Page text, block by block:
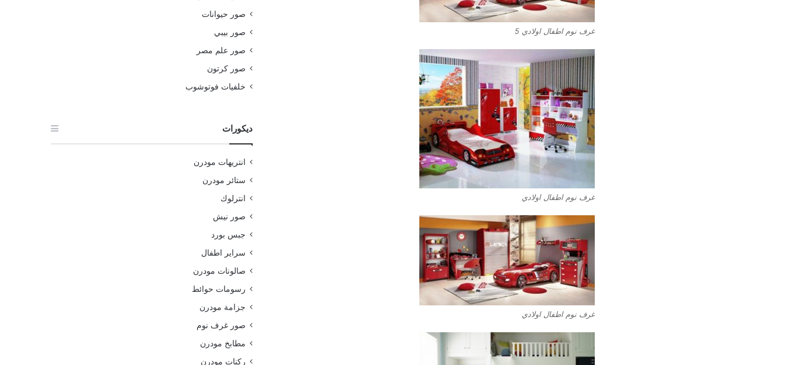
غرف نوم اطفال اولادي 5
غرف نوم اطفال اولادي
غرف نوم اطفال اولادي
صور حيوانات
صور بيبي
صور علم مصر
صور كرتون
خلفيات فوتوشوب
ديكورات
انتريهات مودرن
ستائر مودرن
انترلوك
صور نيش
جبس بورد
سراير اطفال
صالونات مودرن
رسومات حوائط
جزامة مودرن
صور غرف نوم
مطابخ مودرن
ركنات مودرن